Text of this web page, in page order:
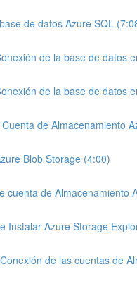
de datos Azure SQL
de la base de datos
de la base de datos
de Almacenamiento
Blob Storage (4:00)
cuenta de Almacenamiento
Instalar Azure Storage
de las cuentas de